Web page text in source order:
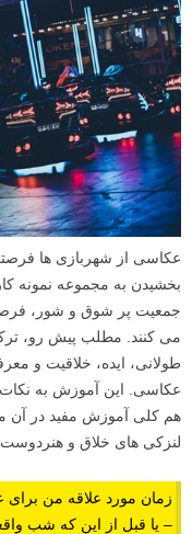
عکاسی از شهربازی ها
بخشیدن به مجموعه نمونه
جمعیت پر شوق و شور،
می کنند. مطلب پیش رو،
طولانی، ایده، خلاقیت و
عکاسی. این آموزش به نکات
هم کلی آموزش مفید در آن
لنزکی های خلاق و هنردوست
زمان مورد علاقه من
– یا قبل از این که شب